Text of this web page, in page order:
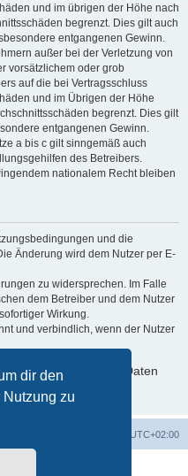
dir den
zu
und im übrigen der Höhe nach
begrenzt. Dies gilt auch
entgangenen Gewinn.
außer bei der Verletzung von
vorsätzlichem oder grob
auf die bei Vertragsschluss
und im Übrigen der Höhe
begrenzt. Dies gilt
entgangenen Gewinn.
a bis c gilt sinngemäß auch
des Betreibers.
nationalem Recht bleiben
und die
Änderung wird dem Nutzer per E-
zu widersprechen. Im Falle
dem Betreiber und dem Nutzer
Wirkung.
und verbindlich, wenn der Nutzer
deinen persönlichen Daten
UTC+02:00
© phpBB Limited